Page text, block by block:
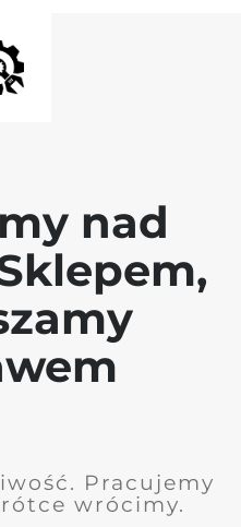
nad
Pracujemy
wrócimy.